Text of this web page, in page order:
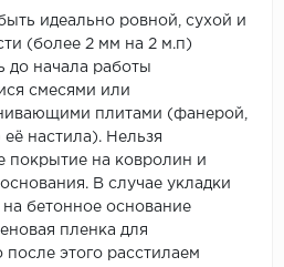
идеально ровной, сухой и
(более 2 мм на 2 м.п)
до начала работы
смесями или
плитами (фанерой,
настила). Нельзя
покрытие на ковролин и
В случае укладки
бетонное основание
пленка для
этого расстилаем